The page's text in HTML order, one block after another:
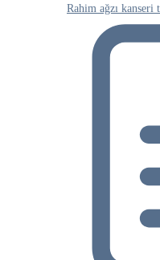
Rahim ağzı kanseri